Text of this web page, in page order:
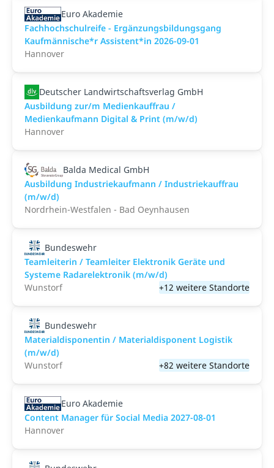
Euro Akademie
Fachhochschulreife - Ergänzungsbildungsgang
Kaufmännische*r Assistent*in 2026-09-01
Hannover
Deutscher Landwirtschaftsverlag GmbH
Ausbildung zur/m Medienkauffrau /
Medienkaufmann Digital & Print (m/w/d)
Hannover
Balda Medical GmbH
Ausbildung Industriekaufmann / Industriekauffrau
(m/w/d)
Nordrhein-Westfalen - Bad Oeynhausen
Bundeswehr
Teamleiterin / Teamleiter Elektronik Geräte und
Systeme Radarelektronik (m/w/d)
Wunstorf
+12 weitere Standorte
Bundeswehr
Materialdisponentin / Materialdisponent Logistik
(m/w/d)
Wunstorf
+82 weitere Standorte
Euro Akademie
Content Manager für Social Media 2027-08-01
Hannover